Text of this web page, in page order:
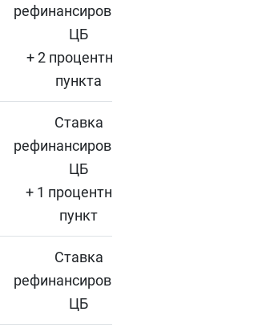
рефинансирования
ЦБ
+ 2 процентных
пункта
Ставка
рефинансирования
ЦБ
+ 1 процентный
пункт
Ставка
рефинансирования
ЦБ